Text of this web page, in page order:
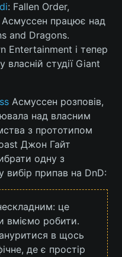
Туризм
: Fallen Order,
Асмуссен працює над
and Dragons.
Entertainment і тепер
студії Giant
Асмуссен розповів,
над власним
з прототипом
Джон Гайт
одну з
припав на DnD:
це
вміємо робити.
в щось
де є простір